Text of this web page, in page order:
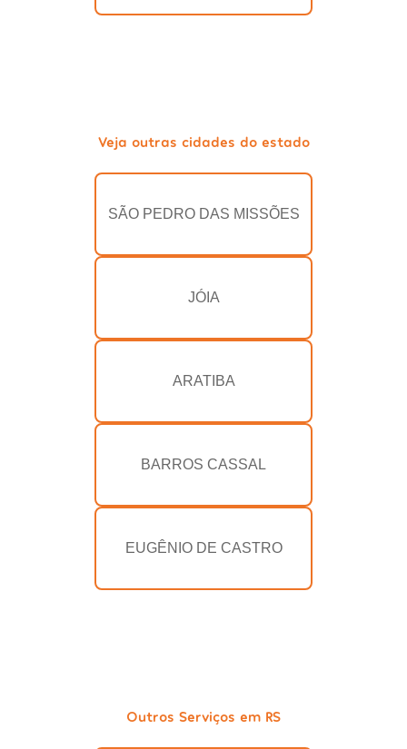
Veja outras cidades do estado
SÃO PEDRO DAS MISSÕES
JÓIA
ARATIBA
BARROS CASSAL
EUGÊNIO DE CASTRO
Outros Serviços em RS